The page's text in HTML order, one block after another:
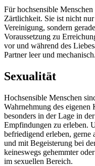
Für hochsensible
Zärtlichkeit. Sie ist nicht
Vereinigung, sondern
Voraussetzung zu
vor und während des
Partner leer und mechanisch.
Sexualität
Hochsensible Menschen
Wahrnehmung des eigenen
besonders in der Lage in
Empfindungen zu erleben.
befriedigend erleben, gerne
und mit Begeisterung bei
keineswegs gehemmter
im sexuellen Bereich.